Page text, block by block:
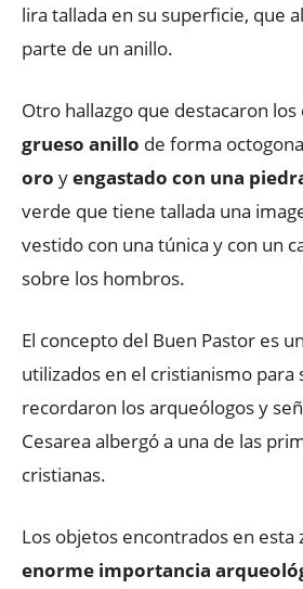
lira tallada en su superficie, que
parte de un anillo.
Otro hallazgo que destacaron
grueso anillo de forma
oro yengastado con una
verde que tiene tallada una
vestido con una túnica y con un
sobre los hombros.
El concepto del Buen Pastor es
utilizados en el cristianismo para
recordaron los arqueólogos y
Cesarea albergó a una de las
cristianas.
Los objetos encontrados en esta
enorme importancia